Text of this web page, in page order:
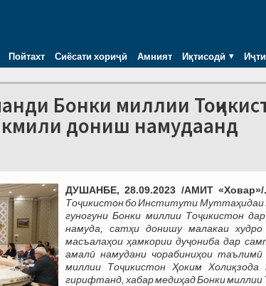
Пойтахт Сиёсати хориҷӣ Амният Иқтисодӣ
Бонки миллии
дониш намудаанд
ДУШАНБЕ, 28.09.2023 /АМИТ «Ховар»/.
Тоҷикистон бо Институти Муттаҳидаи
гуногуни Бонки миллии Тоҷикистон
намуда, сатҳи донишу малакаи
масъалаҳои ҳамкории дуҷониба дар
амалӣ намудани чорабиниҳои
миллии Тоҷикистон Ҳоким
гирифтанд, хабар медиҳад Бонки миллии